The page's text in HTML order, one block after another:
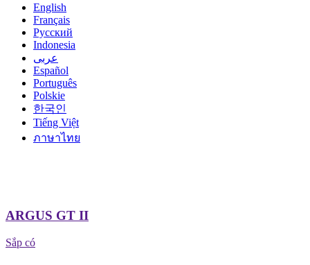
English
Français
Pусский
Indonesia
عربى
Español
Português
Polskie
한국인
Tiếng Việt
ภาษาไทย
ARGUS GT II
Sắp có